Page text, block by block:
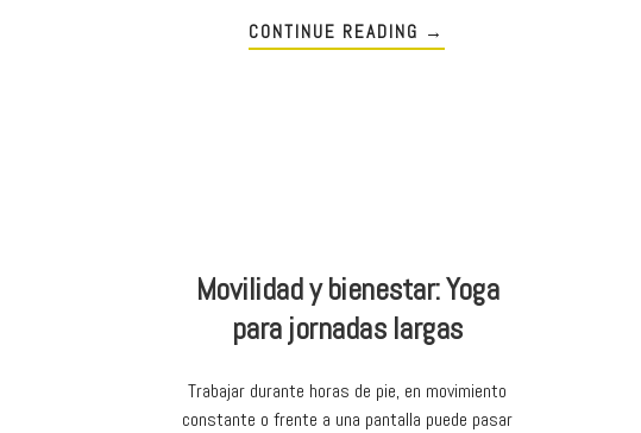
CONTINUE READING →
Movilidad y bienestar: Yoga
para jornadas largas
Trabajar durante horas de pie, en movimiento
constante o frente a una pantalla puede pasar